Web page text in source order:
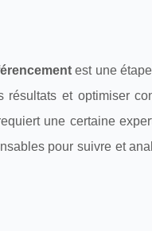
est une
et optimiser
une certaine
pour suivre et